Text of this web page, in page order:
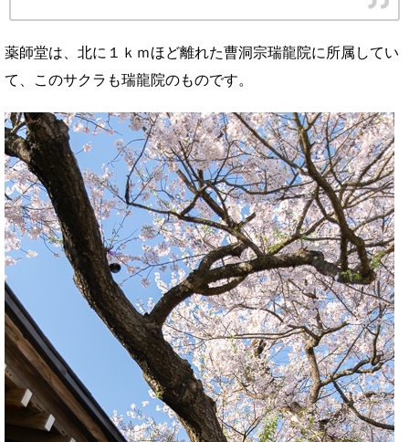
薬師堂は、北に１ｋｍほど離れた曹洞宗瑞龍院に所属してい
て、このサクラも瑞龍院のものです。